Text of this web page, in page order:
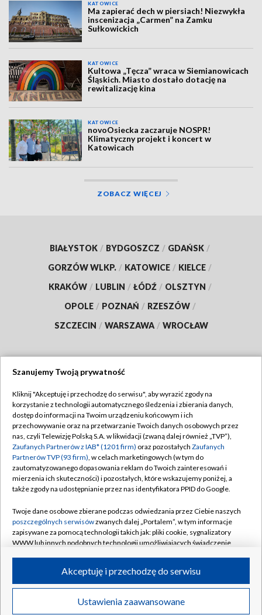
KATOWICE
Ma zapierać dech w piersiach! Niezwykła
inscenizacja „Carmen” na Zamku
Sułkowickich
KATOWICE
Kultowa „Tęcza” wraca w Siemianowicach
Śląskich. Miasto dostało dotację na
rewitalizację kina
KATOWICE
novoOsiecka zaczaruje NOSPR!
Klimatyczny projekt i koncert w
Katowicach
ZOBACZ WIĘCEJ
BIAŁYSTOK / BYDGOSZCZ / GDAŃSK /
GORZÓW WLKP. / KATOWICE / KIELCE /
KRAKÓW / LUBLIN / ŁÓDŹ / OLSZTYN /
OPOLE / POZNAŃ / RZESZÓW /
SZCZECIN / WARSZAWA / WROCŁAW
TVP
Abonament TVP
Emisja w TVP
Centrum informacji TVP
Naziemna Telewizja Cyfrowa
Rada Programowa
System NOS
Informacje o nadawcy
Program dla prasy
Regulamin TVP
Polityka prywatności
Moje zgody
Pomoc
Kontakt
Kanały
©2026 Telewizja Polska S.A. w likwidacji
Szanujemy Twoją prywatność
Kliknij "Akceptuję i przechodzę do serwisu", aby wyrazić zgody na
korzystanie z technologii automatycznego śledzenia i zbierania danych,
dostęp do informacji na Twoim urządzeniu końcowym i ich
przechowywanie oraz na przetwarzanie Twoich danych osobowych przez
nas, czyli Telewizję Polską S.A. w likwidacji (zwaną dalej również „TVP”),
Zaufanych Partnerów z IAB* (1201 firm) oraz pozostałych Zaufanych
Partnerów TVP (93 firm), w celach marketingowych (w tym do
zautomatyzowanego dopasowania reklam do Twoich zainteresowań i
mierzenia ich skuteczności) i pozostałych, które wskazujemy poniżej, a
także zgody na udostępnianie przez nas identyfikatora PPID do Google.
Twoje dane osobowe zbierane podczas odwiedzania przez Ciebie naszych
poszczególnych serwisówzwanych dalej „Portalem”, w tym informacje
zapisywane za pomocą technologii takich jak: pliki cookie, sygnalizatory
WWW lub innych podobnych technologii umożliwiających świadczenie
ruchu w Internecie.
Twoje dane osobowe zbierane podczas odwiedzania przez Ciebie
poszczególnych serwisówna Portalu, takie jak adresy IP, identyfikatory
Ustawienia zaawansowane
Akceptuję i przechodzę do serwisu